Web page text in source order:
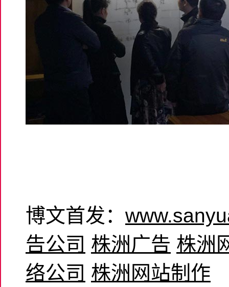
博文首发：
告公司 株洲广告 株洲
络公司 株洲网站制作